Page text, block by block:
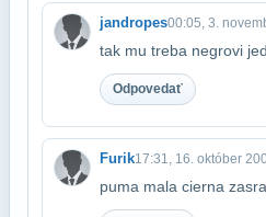
jandropes00:05, 3.
tak mu treba negrovi
Odpovedať
Furik17:31, 16. október
puma mala cierna